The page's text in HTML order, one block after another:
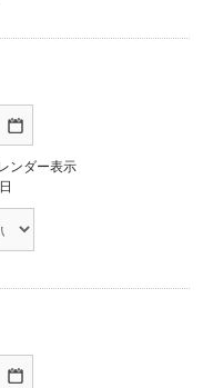
ンダー表示